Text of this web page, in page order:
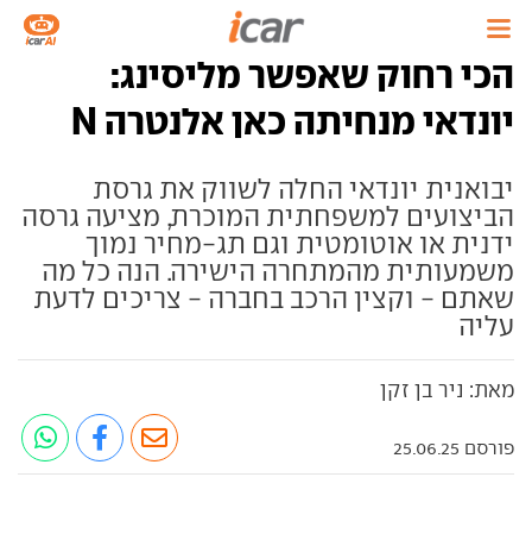
הכי רחוק שאפשר מליסינג:
יונדאי מנחיתה כאן אלנטרה N
יבואנית יונדאי החלה לשווק את גרסת
הביצועים למשפחתית המוכרת, מציעה גרסה
ידנית או אוטומטית וגם תג-מחיר נמוך
משמעותית מהמתחרה הישירה. הנה כל מה
שאתם - וקצין הרכב בחברה - צריכים לדעת
עליה
מאת: ניר בן זקן
פורסם 25.06.25